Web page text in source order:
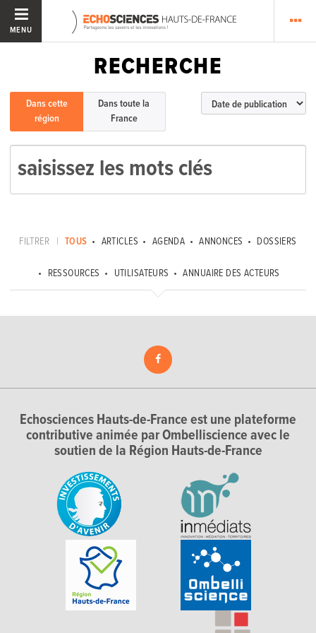
MENU
RECHERCHE
Dans cette
région
Dans toute la
France
FILTRER | TOUS ARTICLES AGENDA ANNONCES DOSSIERS
RESSOURCES UTILISATEURS ANNUAIRE DES ACTEURS
Echosciences Hauts-de-France est une plateforme
contributive animée par Ombelliscience avec le
soutien de la Région Hauts-de-France